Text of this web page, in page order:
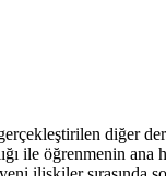
diğer
ile öğrenmenin